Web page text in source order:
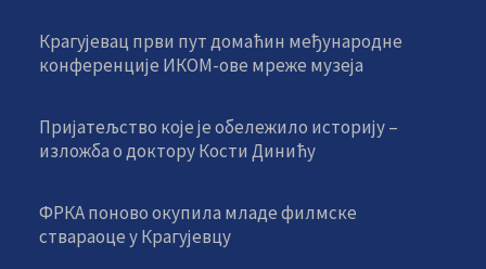
Крагујевац први пут домаћин међународне
конференције ИКОМ-ове мреже музеја
Пријатељство које је обележило историју –
изложба о доктору Кости Динићу
ФРКА поново окупила младе филмске
ствараоце у Крагујевцу